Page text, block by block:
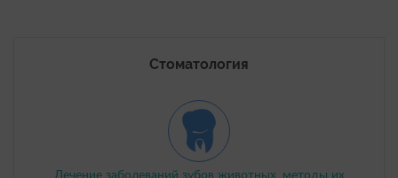
Стоматология
Лечение заболеваний зубов животных, методы их